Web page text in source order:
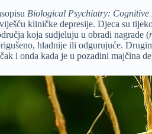
Biological Psychiatry: Cognitive
kliničke depresije. Djeca su
koja sudjeluju u obradi nagrade (
hladnije ili odgurujuće.
i onda kada je u pozadini majčina